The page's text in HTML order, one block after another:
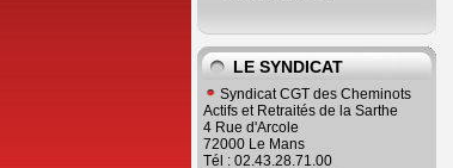
LE SYNDICAT
Syndicat CGT des Cheminots
Actifs et Retraités de la Sarthe
4 Rue d'Arcole
72000 Le Mans
Tél : 02.43.28.71.00